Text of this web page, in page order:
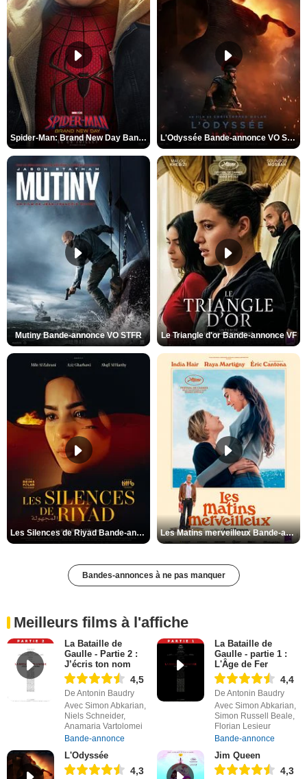
Spider-Man: Brand New Day Bande-annonce VO STFR L'Odyssée Bande-annonce VO STFR
Mutiny Bande-annonce VO STFR Le Triangle d'or Bande-annonce VF
Les Silences de Riyad Bande-annonce VO STFR Les Matins merveilleux Bande-annonce VF
Bandes-annonces à ne pas manquer
Meilleurs films à l'affiche
La Bataille de
Gaulle - Partie 2 :
J’écris ton nom
4,5
De Antonin Baudry
Avec Simon Abkarian,
Niels Schneider,
Anamaria Vartolomei
Bande-annonce
La Bataille de
Gaulle - partie 1 :
L'Âge de Fer
4,4
De Antonin Baudry
Avec Simon Abkarian,
Simon Russell Beale,
Florian Lesieur
Bande-annonce
L'Odyssée
4,3
Jim Queen
4,3